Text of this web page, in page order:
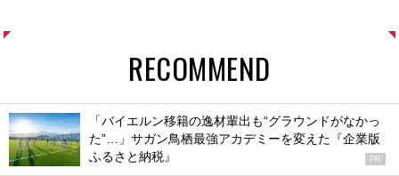
RECOMMEND
「バイエルン移籍の逸材輩出も“グラウンドがなかっ
た”…」サガン鳥栖最強アカデミーを変えた『企業版
ふるさと納税』
PR